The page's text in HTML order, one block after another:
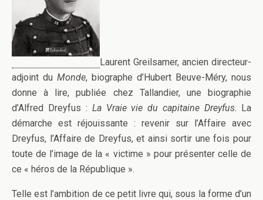
Laurent Greilsamer, ancien directeur-
adjoint du Monde, biographe d’Hubert Beuve-Méry, nous
donne à lire, publiée chez Tallandier, une biographie
d’Alfred Dreyfus : La Vraie vie du capitaine Dreyfus. La
démarche est réjouissante : revenir sur l’Affaire avec
Dreyfus, l’Affaire de Dreyfus, et ainsi sortir une fois pour
toute de l’image de la « victime » pour présenter celle de
ce « héros de la République ».
Telle est l’ambition de ce petit livre qui, sous la forme d’un